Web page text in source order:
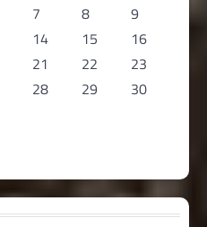
7 8
9
14 15
16
21 22
23
28 29
30